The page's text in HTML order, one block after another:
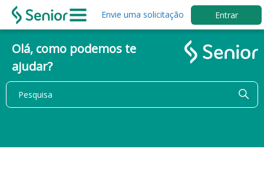
Envie uma solicitação Entrar
Olá, como podemos te
ajudar?